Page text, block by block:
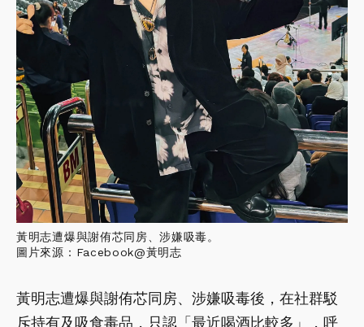
黃明志遭爆與謝侑芯同房、涉嫌吸毒。
圖片來源：Facebook@黃明志
黃明志遭爆與謝侑芯同房、涉嫌吸毒後，在社群駁
斥持有及吸食毒品，只認「最近喝酒比較多」，呼